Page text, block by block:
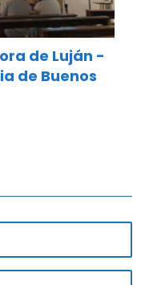
de Luján -
de Buenos